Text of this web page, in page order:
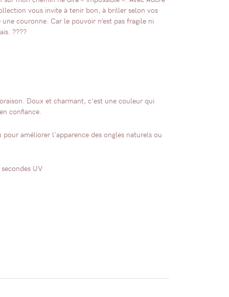
vous invite à tenir bon, à briller selon vos
couronne. Car le pouvoir n’est pas fragile ni
????
Doux et charmant, c'est une couleur qui
confiance.
améliorer l'apparence des ongles naturels ou
UV